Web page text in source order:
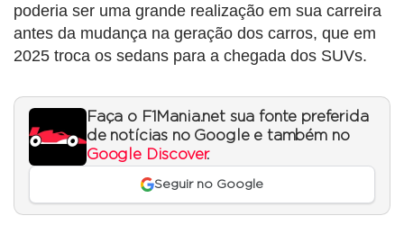
poderia ser uma grande realização em sua carreira
antes da mudança na geração dos carros, que em
2025 troca os sedans para a chegada dos SUVs.
Faça o F1Mania.net sua fonte preferida
de notícias no Google e também no
Google Discover.
Seguir no Google